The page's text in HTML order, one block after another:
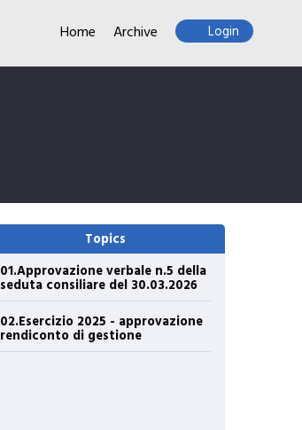
Home Archive Login
Topics
01.Approvazione verbale n.5 della
seduta consiliare del 30.03.2026
02.Esercizio 2025 - approvazione
rendiconto di gestione